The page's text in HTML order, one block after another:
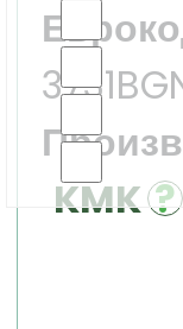
KMK